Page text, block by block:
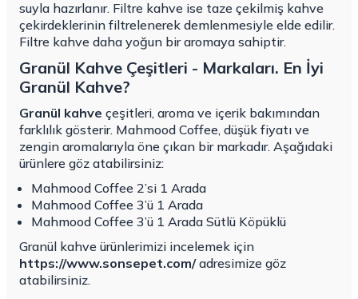
suyla hazırlanır. Filtre kahve ise taze çekilmiş kahve
çekirdeklerinin filtrelenerek demlenmesiyle elde edilir.
Filtre kahve daha yoğun bir aromaya sahiptir.
Granül Kahve Çeşitleri - Markaları. En İyi
Granül Kahve?
Granül kahve çeşitleri, aroma ve içerik bakımından
farklılık gösterir. Mahmood Coffee, düşük fiyatı ve
zengin aromalarıyla öne çıkan bir markadır. Aşağıdaki
ürünlere göz atabilirsiniz:
Mahmood Coffee 2’si 1 Arada
Mahmood Coffee 3’ü 1 Arada
Mahmood Coffee 3’ü 1 Arada Sütlü Köpüklü
Granül kahve ürünlerimizi incelemek için
https://www.sonsepet.com/adresimize göz
atabilirsiniz.